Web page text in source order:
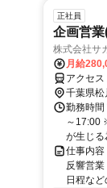
正社員
企画営
株式会社サ
月給
アクセ
千葉県松
勤務時
～17:00
が生じる
仕事内
反響営
日程な